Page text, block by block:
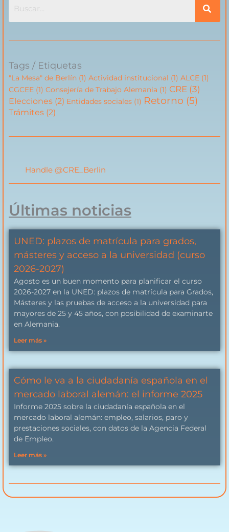
Tags / Etiquetas
"La Mesa" de Berlín (1) Actividad institucional (1) ALCE (1)
CGCEE (1) Consejería de Trabajo Alemania (1) CRE (3)
Elecciones (2) Entidades sociales (1) Retorno (5)
Trámites (2)
Handle @CRE_Berlin
Últimas noticias
UNED: plazos de matrícula para grados,
másteres y acceso a la universidad (curso
2026-2027)
Agosto es un buen momento para planificar el curso
2026-2027 en la UNED: plazos de matrícula para Grados,
Másteres y las pruebas de acceso a la universidad para
mayores de 25 y 45 años, con posibilidad de examinarte
en Alemania.
Leer más »
Cómo le va a la ciudadanía española en el
mercado laboral alemán: el informe 2025
Informe 2025 sobre la ciudadanía española en el
mercado laboral alemán: empleo, salarios, paro y
prestaciones sociales, con datos de la Agencia Federal
de Empleo.
Leer más »